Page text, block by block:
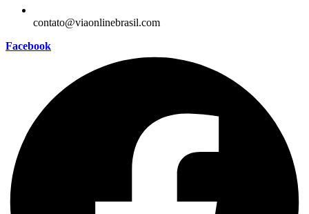
contato@viaonlinebrasil.com
Facebook